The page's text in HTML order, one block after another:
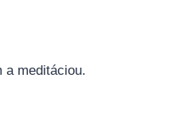
a meditáciou.